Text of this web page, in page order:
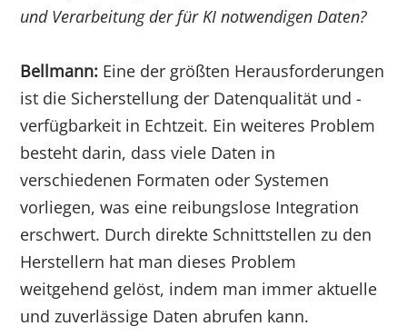
und Verarbeitung der für KI notwendigen Daten?
Bellmann: Eine der größten Herausforderungen
ist die Sicherstellung der Datenqualität und -
verfügbarkeit in Echtzeit. Ein weiteres Problem
besteht darin, dass viele Daten in
verschiedenen Formaten oder Systemen
vorliegen, was eine reibungslose Integration
erschwert. Durch direkte Schnittstellen zu den
Herstellern hat man dieses Problem
weitgehend gelöst, indem man immer aktuelle
und zuverlässige Daten abrufen kann.